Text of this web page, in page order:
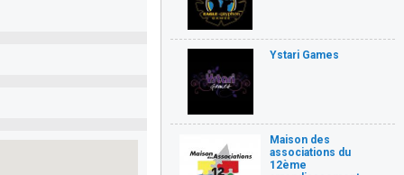
Ystari Games
Maison des
associations du
12ème